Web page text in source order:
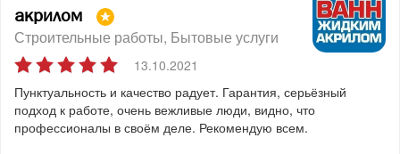
акрилом
Строительные работы Бытовые услуги
13.10.2021
Пунктуальность и качество радует. Гарантия, серьёзный
подход к работе, очень вежливые люди, видно, что
профессионалы в своём деле. Рекомендую всем.